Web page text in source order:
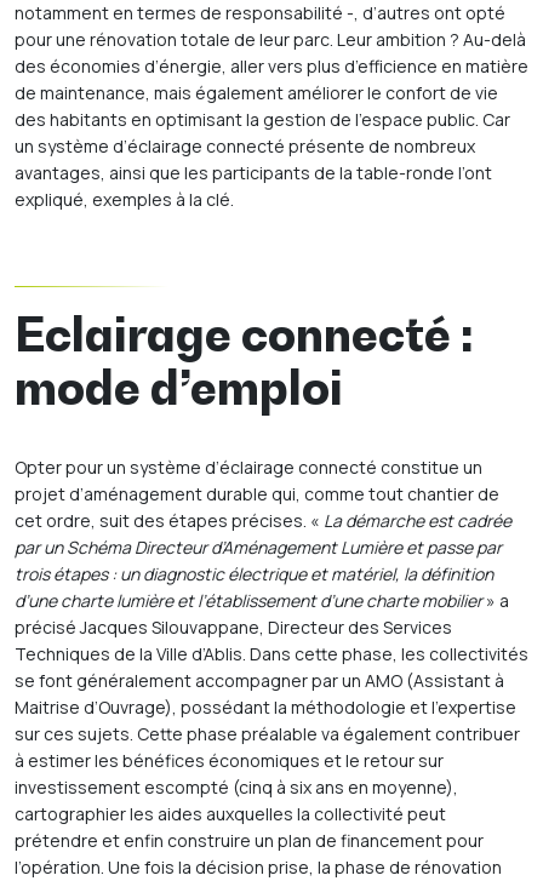
notamment en termes de responsabilité -, d’autres ont opté
pour une rénovation totale de leur parc. Leur ambition ? Au-delà
des économies d’énergie, aller vers plus d’efficience en matière
de maintenance, mais également améliorer le confort de vie
des habitants en optimisant la gestion de l’espace public. Car
un système d’éclairage connecté présente de nombreux
avantages, ainsi que les participants de la table-ronde l’ont
expliqué, exemples à la clé.
Eclairage connecté :
mode d’emploi
Opter pour un système d’éclairage connecté constitue un
projet d’aménagement durable qui, comme tout chantier de
cet ordre, suit des étapes précises. « La démarche est cadrée
par un Schéma Directeur d’Aménagement Lumière et passe par
trois étapes : un diagnostic électrique et matériel, la définition
d’une charte lumière et l’établissement d’une charte mobilier» a
précisé Jacques Silouvappane, Directeur des Services
Techniques de la Ville d’Ablis. Dans cette phase, les collectivités
se font généralement accompagner par un AMO (Assistant à
Maitrise d’Ouvrage), possédant la méthodologie et l’expertise
sur ces sujets. Cette phase préalable va également contribuer
à estimer les bénéfices économiques et le retour sur
investissement escompté (cinq à six ans en moyenne),
cartographier les aides auxquelles la collectivité peut
prétendre et enfin construire un plan de financement pour
l’opération. Une fois la décision prise, la phase de rénovation